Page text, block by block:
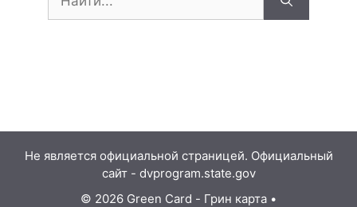
Не является официальной страницей. Официальный
сайт - dvprogram.state.gov
© 2026 Green Card - Грин карта •